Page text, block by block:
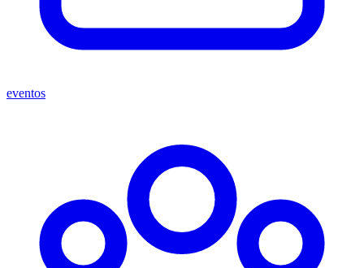
eventos